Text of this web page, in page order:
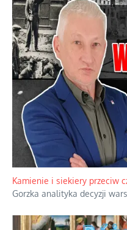
Kamienie i siekiery przeciw
Gorzka analityka decyzji